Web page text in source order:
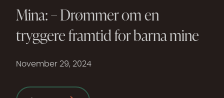
Mina: – Drømmer om en
tryggere framtid for barna mine
November 29, 2024